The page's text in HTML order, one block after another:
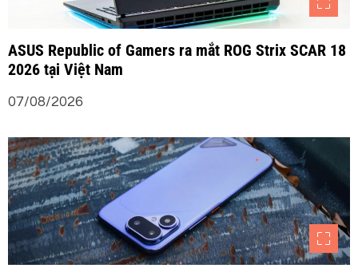
ASUS Republic of Gamers ra mắt ROG Strix SCAR 18
2026 tại Việt Nam
07/08/2026